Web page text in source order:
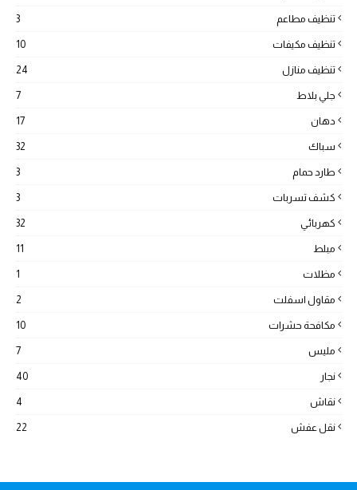
تنظيف مطاعم 3
تنظيف مكيفات 10
تنظيف منازل 24
جلي بلاط 7
دهان 17
سباك 32
طارد حمام 3
كشف تسربات 3
كهربائي 32
مبلط 11
مظلات 1
مقاول اسفلت 2
مكافحة حشرات 10
مليس 7
نجار 40
نقاش 4
نقل عفش 22